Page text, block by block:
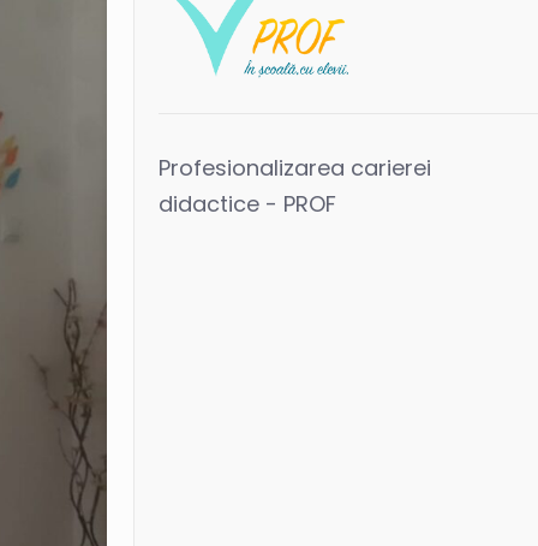
Profesionalizarea carierei
didactice - PROF